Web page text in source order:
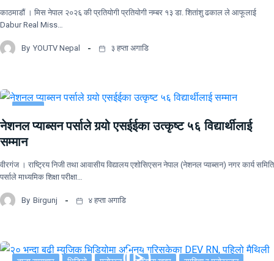
काठमाडौं । मिस नेपाल २०२६ की प्रतियोगी प्रतियोगी नम्बर १३ डा. शितांशु ढकाल ले आफूलाई
Dabur Real Miss…
By YOUTV Nepal ३ हप्ता अगाडि
नेशनल प्याब्सन पर्साले गर्‍यो एसईईका उत्कृष्ट ५६ विद्यार्थीलाई
सम्मान
वीरगंज । राष्ट्रिय निजी तथा आवासीय विद्यालय एशोसिएसन नेपाल (नेशनल प्याब्सन) नगर कार्य समिति
पर्साले माध्यमिक शिक्षा परीक्षा…
By Birgunj ४ हप्ता अगाडि